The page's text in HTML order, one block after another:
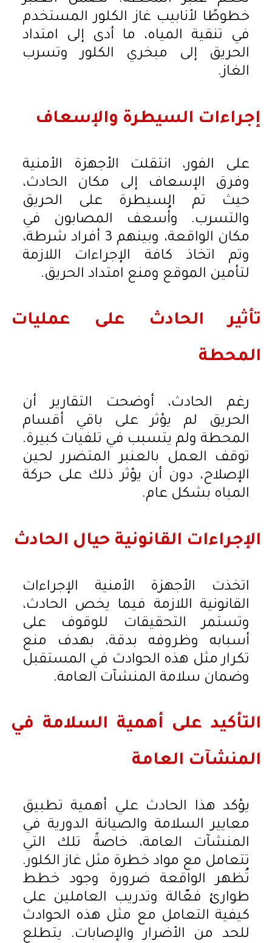
خطوطًا لأنابيب غاز الكلور المستخدم
في تنقية المياه، ما أدى إلى امتداد
الحريق إلى مبخري الكلور وتسرب
الغاز.
إجراءات السيطرة والإسعاف
على الفور، انتقلت الأجهزة الأمنية
وفرق الإسعاف إلى مكان الحادث،
حيث تم السيطرة على الحريق
والتسرب. وأُسعف المصابون في
مكان الواقعة، وبينهم 3 أفراد شرطة،
وتم اتخاذ كافة الإجراءات اللازمة
لتأمين الموقع ومنع امتداد الحريق.
تأثير الحادث على عمليات
المحطة
رغم الحادث، أوضحت التقارير أن
الحريق لم يؤثر على باقي أقسام
المحطة ولم يتسبب في تلفيات كبيرة.
توقف العمل بالعنبر المتضرر لحين
الإصلاح، دون أن يؤثر ذلك على حركة
المياه بشكل عام.
الإجراءات القانونية حيال الحادث
اتخذت الأجهزة الأمنية الإجراءات
القانونية اللازمة فيما يخص الحادث،
وتستمر التحقيقات للوقوف على
أسبابه وظروفه بدقة، بهدف منع
تكرار مثل هذه الحوادث في المستقبل
وضمان سلامة المنشآت العامة.
التأكيد على أهمية السلامة في
المنشآت العامة
يؤكد هذا الحادث علي أهمية تطبيق
معايير السلامة والصيانة الدورية في
المنشآت العامة، خاصةً تلك التي
تتعامل مع مواد خطرة مثل غاز الكلور.
تُظهر الواقعة ضرورة وجود خطط
طوارئ فعّالة وتدريب العاملين على
كيفية التعامل مع مثل هذه الحوادث
للحد من الأضرار والإصابات. يتطلع